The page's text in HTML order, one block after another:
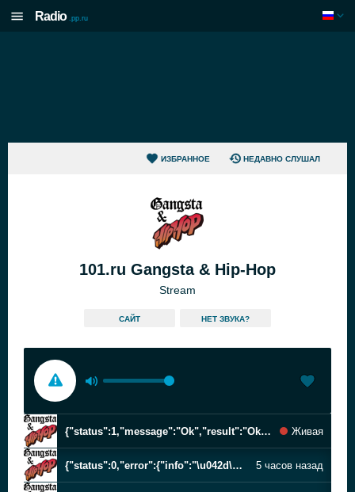
Radio .pp.ru
ИЗБРАННОЕ НЕДАВНО СЛУШАЛ
101.ru Gangsta & Hip-Hop
Stream
САЙТ HЕТ ЗВУКА?
{"status":1,"message":"Ok","result":"Ok","errorCode":0} 0 Живая
{"status":0,"error":{"info":"\u042d\u0442\u043e \u0440\u0435\u043a\u043b\u0430\u043c\u0430 \u0438\u043b\u0438 \u0434\u0436\u0438\u043d\u0433\u043b","code":201,"debug":"","extra":[]},"errorCode":201,"result":"\u042d\u0442\u043e \u0440\u0435\u043a\u043b\u0430\u043c\u0430 \u0438\u043b\u0438 \u0434\u0436\u0438\u043d\u0433\u043b"} 0 5 часов назад